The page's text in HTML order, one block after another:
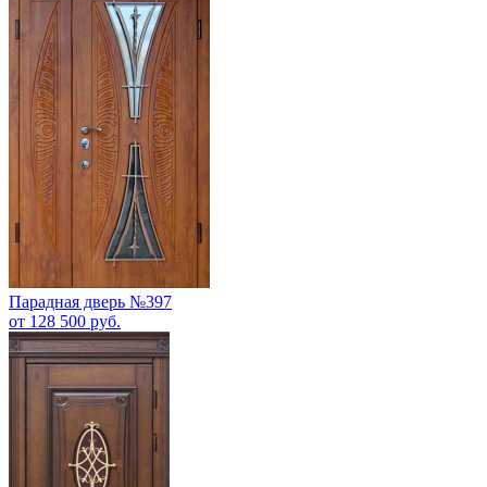
Парадная дверь №397
от 128 500 руб.